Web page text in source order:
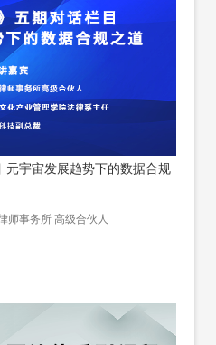
元宇宙发展趋势下的数据合规
师事务所 高级合伙人